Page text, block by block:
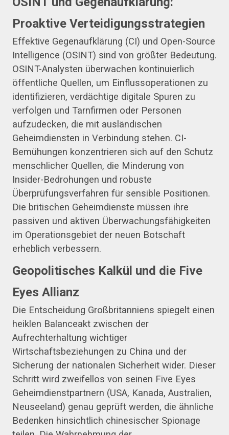
Proaktive Verteidigungsstrategien
Effektive Gegenaufklärung (CI) und Open-Source
Intelligence (OSINT) sind von größter Bedeutung.
OSINT-Analysten überwachen kontinuierlich
öffentliche Quellen, um Einflussoperationen zu
identifizieren, verdächtige digitale Spuren zu
verfolgen und Tarnfirmen oder Personen
aufzudecken, die mit ausländischen
Geheimdiensten in Verbindung stehen. CI-
Bemühungen konzentrieren sich auf den Schutz
menschlicher Quellen, die Minderung von
Insider-Bedrohungen und robuste
Überprüfungsverfahren für sensible Positionen.
Die britischen Geheimdienste müssen ihre
passiven und aktiven Überwachungsfähigkeiten
im Operationsgebiet der neuen Botschaft
erheblich verbessern.
Geopolitisches Kalkül und die Five
Eyes Allianz
Die Entscheidung Großbritanniens spiegelt einen
heiklen Balanceakt zwischen der
Aufrechterhaltung wichtiger
Wirtschaftsbeziehungen zu China und der
Sicherung der nationalen Sicherheit wider. Dieser
Schritt wird zweifellos von seinen Five Eyes
Geheimdienstpartnern (USA, Kanada, Australien,
Neuseeland) genau geprüft werden, die ähnliche
Bedenken hinsichtlich chinesischer Spionage